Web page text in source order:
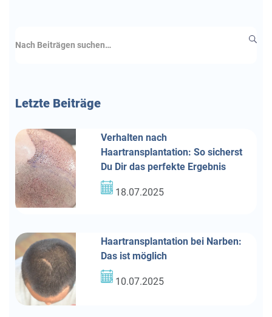
Letzte Beiträge
Verhalten nach
Haartransplantation: So sicherst
Du Dir das perfekte Ergebnis
18.07.2025
Haartransplantation bei Narben:
Das ist möglich
10.07.2025